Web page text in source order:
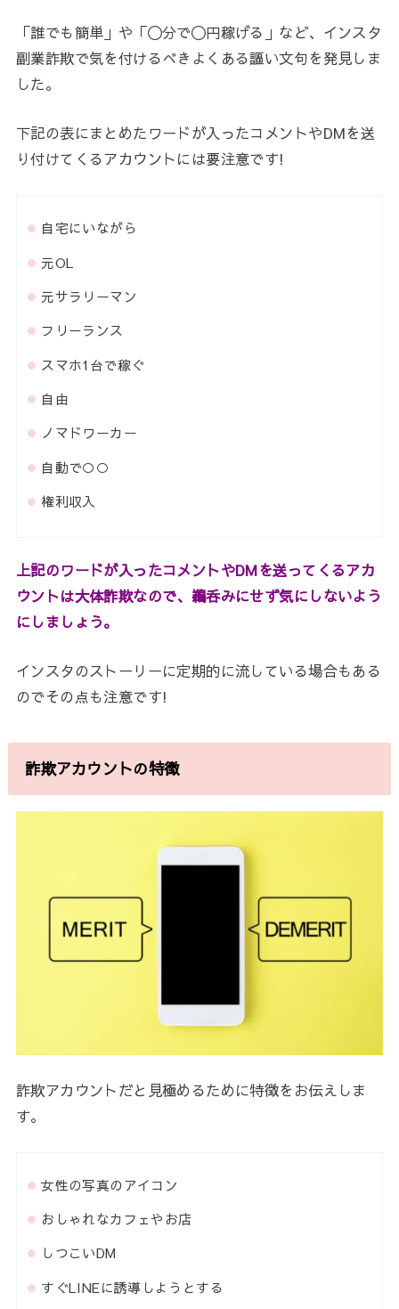
「誰でも簡単」や「〇分で〇円稼げる」など、インスタ
副業詐欺で気を付けるべきよくある謳い文句を発見しま
した。
下記の表にまとめたワードが入ったコメントやDMを送
り付けてくるアカウントには要注意です!
自宅にいながら
元OL
元サラリーマン
フリーランス
スマホ1台で稼ぐ
自由
ノマドワーカー
自動で○○
権利収入
上記のワードが入ったコメントやDMを送ってくるアカ
ウントは大体詐欺なので、鵜呑みにせず気にしないよう
にしましょう。
インスタのストーリーに定期的に流している場合もある
のでその点も注意です!
詐欺アカウントの特徴
詐欺アカウントだと見極めるために特徴をお伝えしま
す。
女性の写真のアイコン
おしゃれなカフェやお店
しつこいDM
すぐLINEに誘導しようとする